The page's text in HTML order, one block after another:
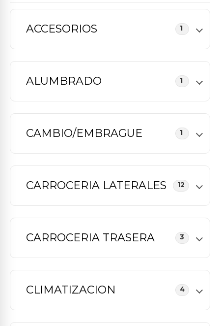
ACCESORIOS 1
ALUMBRADO 1
CAMBIO/EMBRAGUE 1
CARROCERIA LATERALES 12
CARROCERIA TRASERA 3
CLIMATIZACION 4